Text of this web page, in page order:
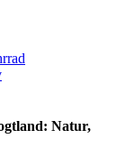
Natur,